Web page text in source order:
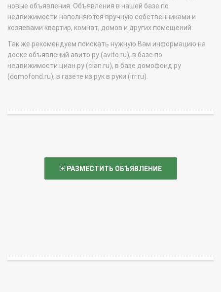
новые объявления. Объявления в нашей базе по
недвижимости наполняются вручную собственниками и
хозяевами квартир, комнат, домов и других помещений.
Так же рекомендуем поискать нужную Вам информацию на
доске объявлений авито.ру (avito.ru), в базе по
недвижимости циан.ру (cian.ru), в базе домофонд.ру
(domofond.ru), в газете из рук в руки (irr.ru).
РАЗМЕСТИТЬ ОБЪЯВЛЕНИЕ